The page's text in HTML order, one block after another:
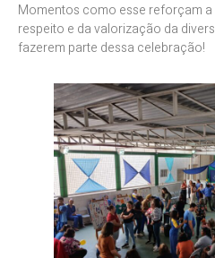
Momentos como esse reforçam
respeito e da valorização da
fazerem parte dessa celebração!